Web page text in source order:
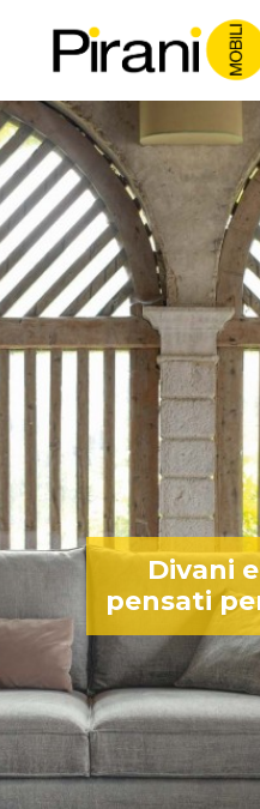
Divani
pensati